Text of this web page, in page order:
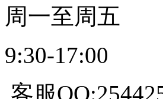
周一至周五
9:30-17:00
客服